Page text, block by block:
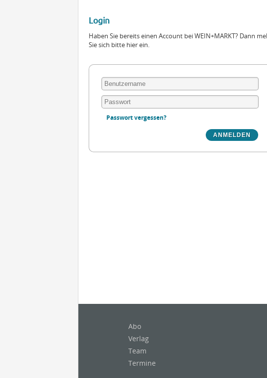
Login
Haben Sie bereits einen Account bei WEIN+MARKT? Dann
Sie sich bitte hier ein.
Passwort vergessen?
Abo
Verlag
Team
Termine